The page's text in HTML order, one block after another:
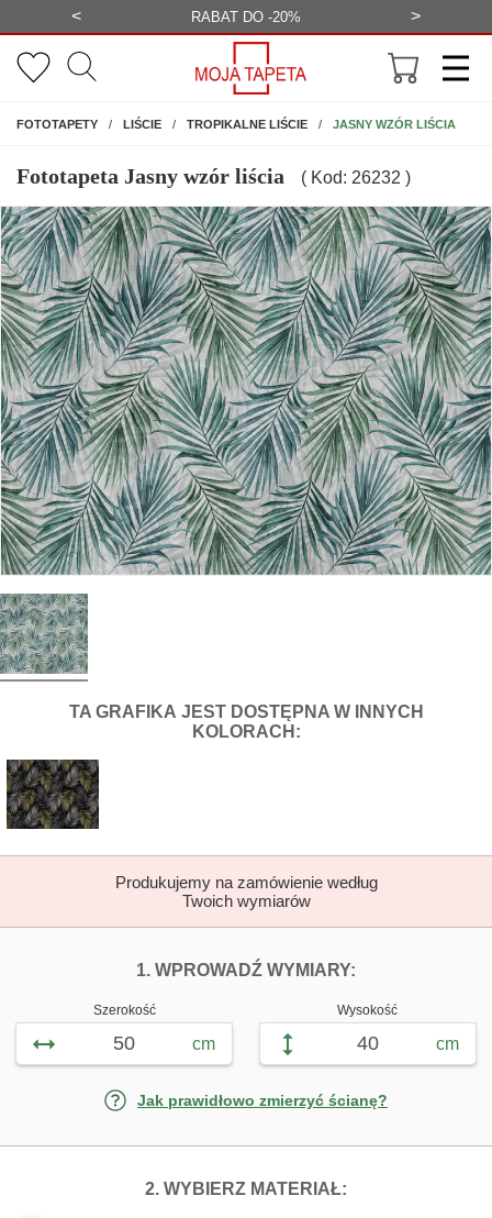
< BEZPŁATNA WIZUALIZACJA >
FOTOTAPETYNA ŚCIANĘ
LIŚCIE TROPIKALNE LIŚCIE JASNY WZÓR LIŚCIA
Fototapeta Jasny wzór liścia ( Kod: 26232 )
TA GRAFIKADLA FOTOTAPETY JASNY WZÓR
JEST DOSTĘPNA W INNYCH
KOLORACH:
Produkujemy na zamówienie według
Twoich wymiarów
1. WPROWADŹ WYMIARY:
Szerokość
cm
Wysokość
cm
Jak prawidłowo zmierzyć ścianę?
2. WYBIERZ MATERIAŁ: